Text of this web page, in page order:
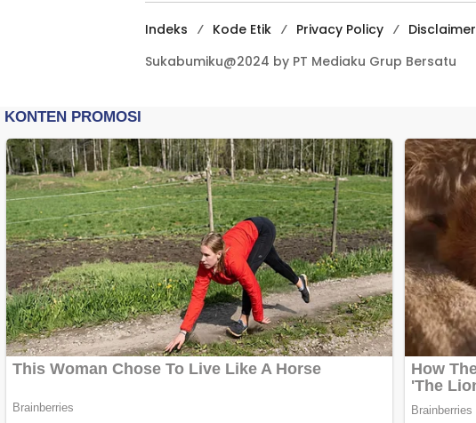
Indeks Kode Etik Privacy Policy Disclaimer
Sukabumiku@2024 by PT Mediaku Grup Bersatu